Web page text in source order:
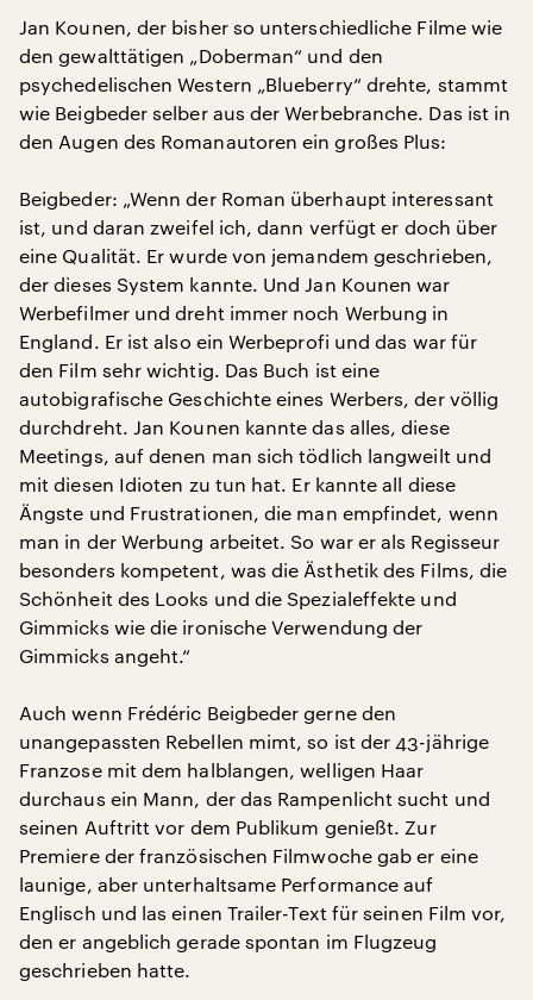
Jan Kounen, der bisher so unterschiedliche Filme wie
den gewalttätigen „Doberman“ und den
psychedelischen Western „Blueberry“ drehte, stammt
wie Beigbeder selber aus der Werbebranche. Das ist in
den Augen des Romanautoren ein großes Plus:
Beigbeder: „Wenn der Roman überhaupt interessant
ist, und daran zweifel ich, dann verfügt er doch über
eine Qualität. Er wurde von jemandem geschrieben,
der dieses System kannte. Und Jan Kounen war
Werbefilmer und dreht immer noch Werbung in
England. Er ist also ein Werbeprofi und das war für
den Film sehr wichtig. Das Buch ist eine
autobigrafische Geschichte eines Werbers, der völlig
durchdreht. Jan Kounen kannte das alles, diese
Meetings, auf denen man sich tödlich langweilt und
mit diesen Idioten zu tun hat. Er kannte all diese
Ängste und Frustrationen, die man empfindet, wenn
man in der Werbung arbeitet. So war er als Regisseur
besonders kompetent, was die Ästhetik des Films, die
Schönheit des Looks und die Spezialeffekte und
Gimmicks wie die ironische Verwendung der
Gimmicks angeht.“
Auch wenn Frédéric Beigbeder gerne den
unangepassten Rebellen mimt, so ist der 43-jährige
Franzose mit dem halblangen, welligen Haar
durchaus ein Mann, der das Rampenlicht sucht und
seinen Auftritt vor dem Publikum genießt. Zur
Premiere der französischen Filmwoche gab er eine
launige, aber unterhaltsame Performance auf
Englisch und las einen Trailer-Text für seinen Film vor,
den er angeblich gerade spontan im Flugzeug
geschrieben hatte.